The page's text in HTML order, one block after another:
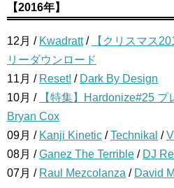
【2016年】
12月 / Kwadratt/
【クリスマス
リーダウンロード
11月 / Reset! / Dark By Design
10月 /
【特集】Hardonize#25
Bryan Cox
09月 / Kanji Kinetic /Technikal /
08月 /Ganez The Terrible / DJ
07月 / Raul Mezcolanza / David